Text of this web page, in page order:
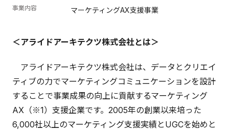
事業内容 マーケティングAX支援事業
＜アライドアーキテクツ株式会社とは＞
アライドアーキテクツ株式会社は、データとクリエイ
ティブの力でマーケティングコミュニケーションを設計
することで事業成果の向上に貢献するマーケティング
AX（※1）支援企業です。2005年の創業以来培った
6,000社以上のマーケティング支援実績とUGCを始めと